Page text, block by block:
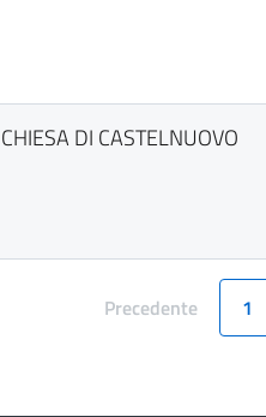
CHIESA DI CASTELNUOVO
Pagina
Precedente 1